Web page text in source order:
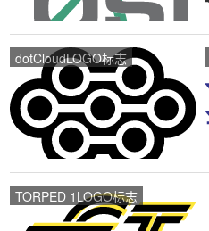
dotCloudLOGO标志
TORPED 1LOGO标志